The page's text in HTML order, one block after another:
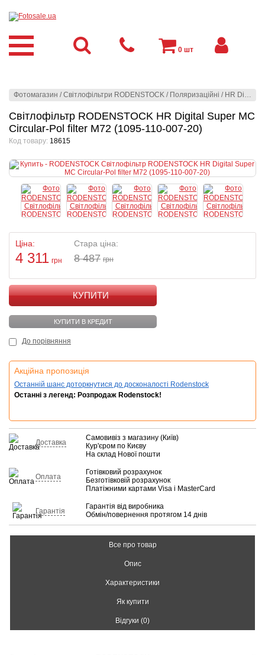
Фотомагазин /Світлофільтри RODENSTOCK / Поляризаційні / HR Digital Super - Мультипросвітлені
Світлофільтр RODENSTOCK HR Digital Super MC
Circular-Pol filter M72 (1095-110-007-20)
Код товару: 18615
Ціна:
4 311 грн
Стара ціна:
8 487 грн
КУПИТИ
КУПИТИ В КРЕДИТ
До порівняння
Акційна пропозиція
Останній шанс доторкнутися до досконалості Rodenstock
Останні з легенд: Розпродаж Rodenstock!
Доставка
Самовивіз з магазину (Київ)
Кур'єром по Києву
На склад Нової пошти
Оплата
Готівковий розрахунок
Безготівковій розрахунок
Платіжними картами Visa і MasterCard
Гарантія
Гарантія від виробника
Обмін/повернення протягом 14 днів
Все про товар
Опис
Характеристики
Як купити
Відгуки (0)
0 шт